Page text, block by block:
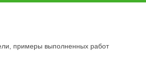
примеры выполненных работ